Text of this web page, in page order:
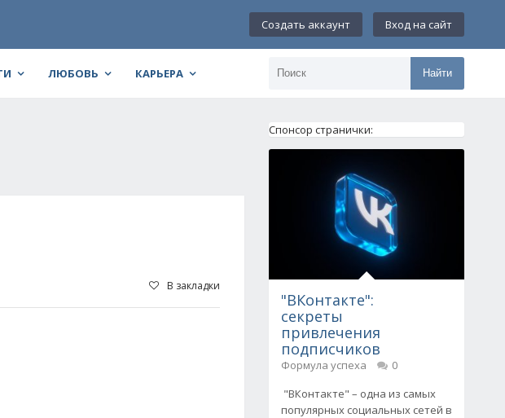
Создать аккаунт Вход на сайт
ЛЮБОВЬ КАРЬЕРА Найти
В закладки
Спонсор странички:
"ВКонтакте":
секреты
привлечения
подписчиков
Формула успеха
0
"ВКонтакте" – одна из самых
популярных социальных сетей в